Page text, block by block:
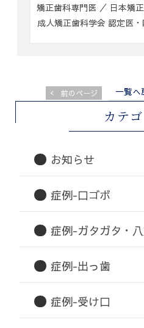
カテ
お知らせ
症例-口ゴボ
症例-ガタガタ・
症例-出っ歯
症例-受け口
矯正歯科専門医 ／ 日本矯
成人矯正歯科学会 認定医
<前のページ 一覧へ